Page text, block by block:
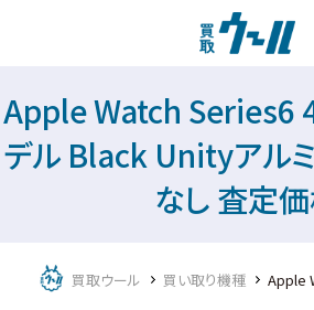
Apple Watch Series6
デル Black Unityアル
なし 査定
買取ウール 買い取り機種 Apple Watch